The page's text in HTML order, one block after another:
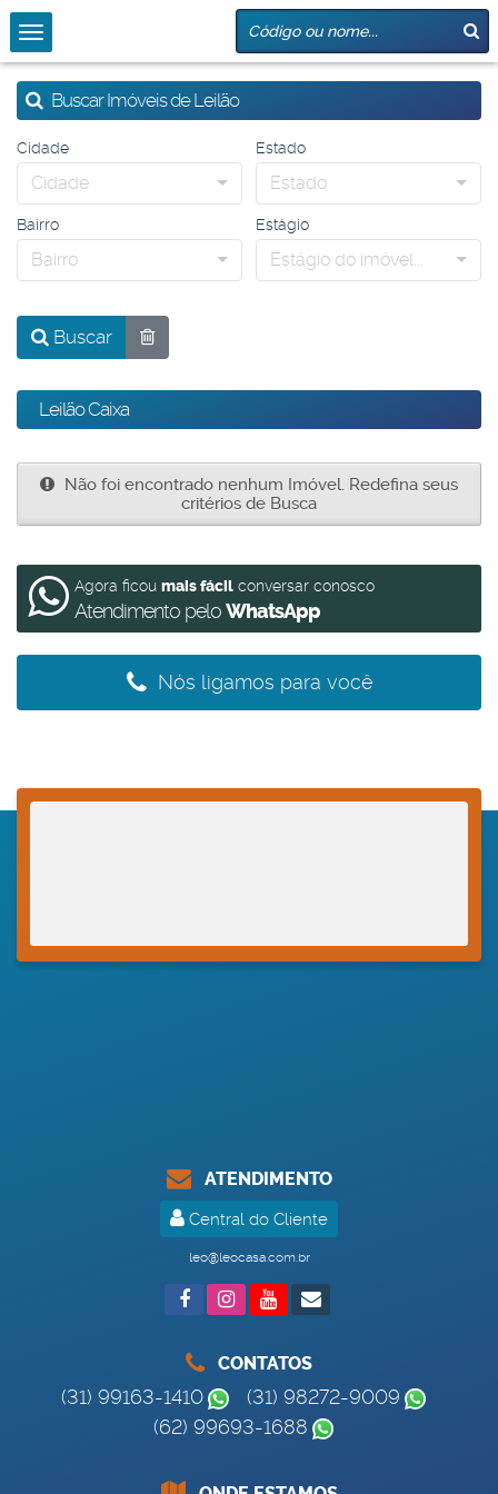
Buscar Imóveis de Leilão
Cidade
Cidade
Estado
Estado
Bairro
Bairro
Estágio
Estágio do imóvel...
Buscar
Leilão Caixa
Não foi encontrado nenhum Imóvel. Redefina seus
critérios de Busca
Agora ficou mais fácil conversar conosco
Atendimento peloWhatsApp
Nós ligamos para você
ATENDIMENTO
Central do Cliente
leo@leocasa.com.br
CONTATOS
(31) 99163-1410
(31) 98272-9009
(62) 99693-1688